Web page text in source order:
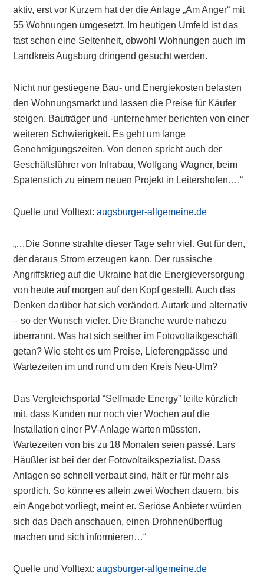
aktiv, erst vor Kurzem hat der die Anlage „Am Anger“ mit
55 Wohnungen umgesetzt. Im heutigen Umfeld ist das
fast schon eine Seltenheit, obwohl Wohnungen auch im
Landkreis Augsburg dringend gesucht werden.
Nicht nur gestiegene Bau- und Energiekosten belasten
den Wohnungsmarkt und lassen die Preise für Käufer
steigen. Bauträger und -unternehmer berichten von einer
weiteren Schwierigkeit. Es geht um lange
Genehmigungszeiten. Von denen spricht auch der
Geschäftsführer von Infrabau, Wolfgang Wagner, beim
Spatenstich zu einem neuen Projekt in Leitershofen….“
Quelle und Volltext:augsburger-allgemeine.de
„…Die Sonne strahlte dieser Tage sehr viel. Gut für den,
der daraus Strom erzeugen kann. Der russische
Angriffskrieg auf die Ukraine hat die Energieversorgung
von heute auf morgen auf den Kopf gestellt. Auch das
Denken darüber hat sich verändert. Autark und alternativ
– so der Wunsch vieler. Die Branche wurde nahezu
überrannt. Was hat sich seither im Fotovoltaikgeschäft
getan? Wie steht es um Preise, Lieferengpässe und
Wartezeiten im und rund um den Kreis Neu-Ulm?
Das Vergleichsportal “Selfmade Energy” teilte kürzlich
mit, dass Kunden nur noch vier Wochen auf die
Installation einer PV-Anlage warten müssten.
Wartezeiten von bis zu 18 Monaten seien passé. Lars
Häußler ist bei der der Fotovoltaikspezialist. Dass
Anlagen so schnell verbaut sind, hält er für mehr als
sportlich. So könne es allein zwei Wochen dauern, bis
ein Angebot vorliegt, meint er. Seriöse Anbieter würden
sich das Dach anschauen, einen Drohnenüberflug
machen und sich informieren…“
Quelle und Volltext:augsburger-allgemeine.de